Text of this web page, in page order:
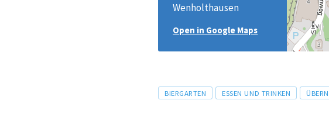
Wenholthausen
Open in Google Maps
Tags
BIERGARTEN ESSEN UND TRINKEN